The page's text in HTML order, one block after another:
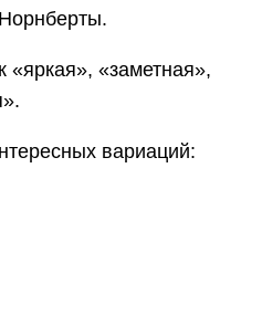
«яркая», «заметная»,
вариаций: